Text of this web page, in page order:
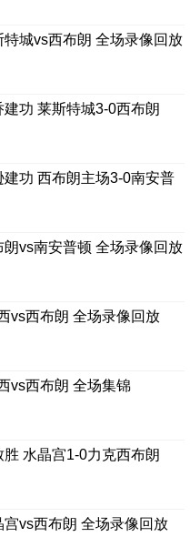
城vs西布朗 全场录像回放
功 莱斯特城3-0西布朗
功 西布朗主场3-0南安普
vs南安普顿 全场录像回放
vs西布朗 全场录像回放
vs西布朗 全场集锦
水晶宫1-0力克西布朗
vs西布朗 全场录像回放